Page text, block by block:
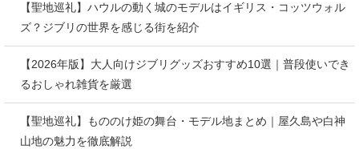
【聖地巡礼】ハウルの動く城のモデルはイギリス・コッツウォル
ズ？ジブリの世界を感じる街を紹介
【2026年版】大人向けジブリグッズおすすめ10選｜普段使いでき
るおしゃれ雑貨を厳選
【聖地巡礼】もののけ姫の舞台・モデル地まとめ｜屋久島や白神
山地の魅力を徹底解説